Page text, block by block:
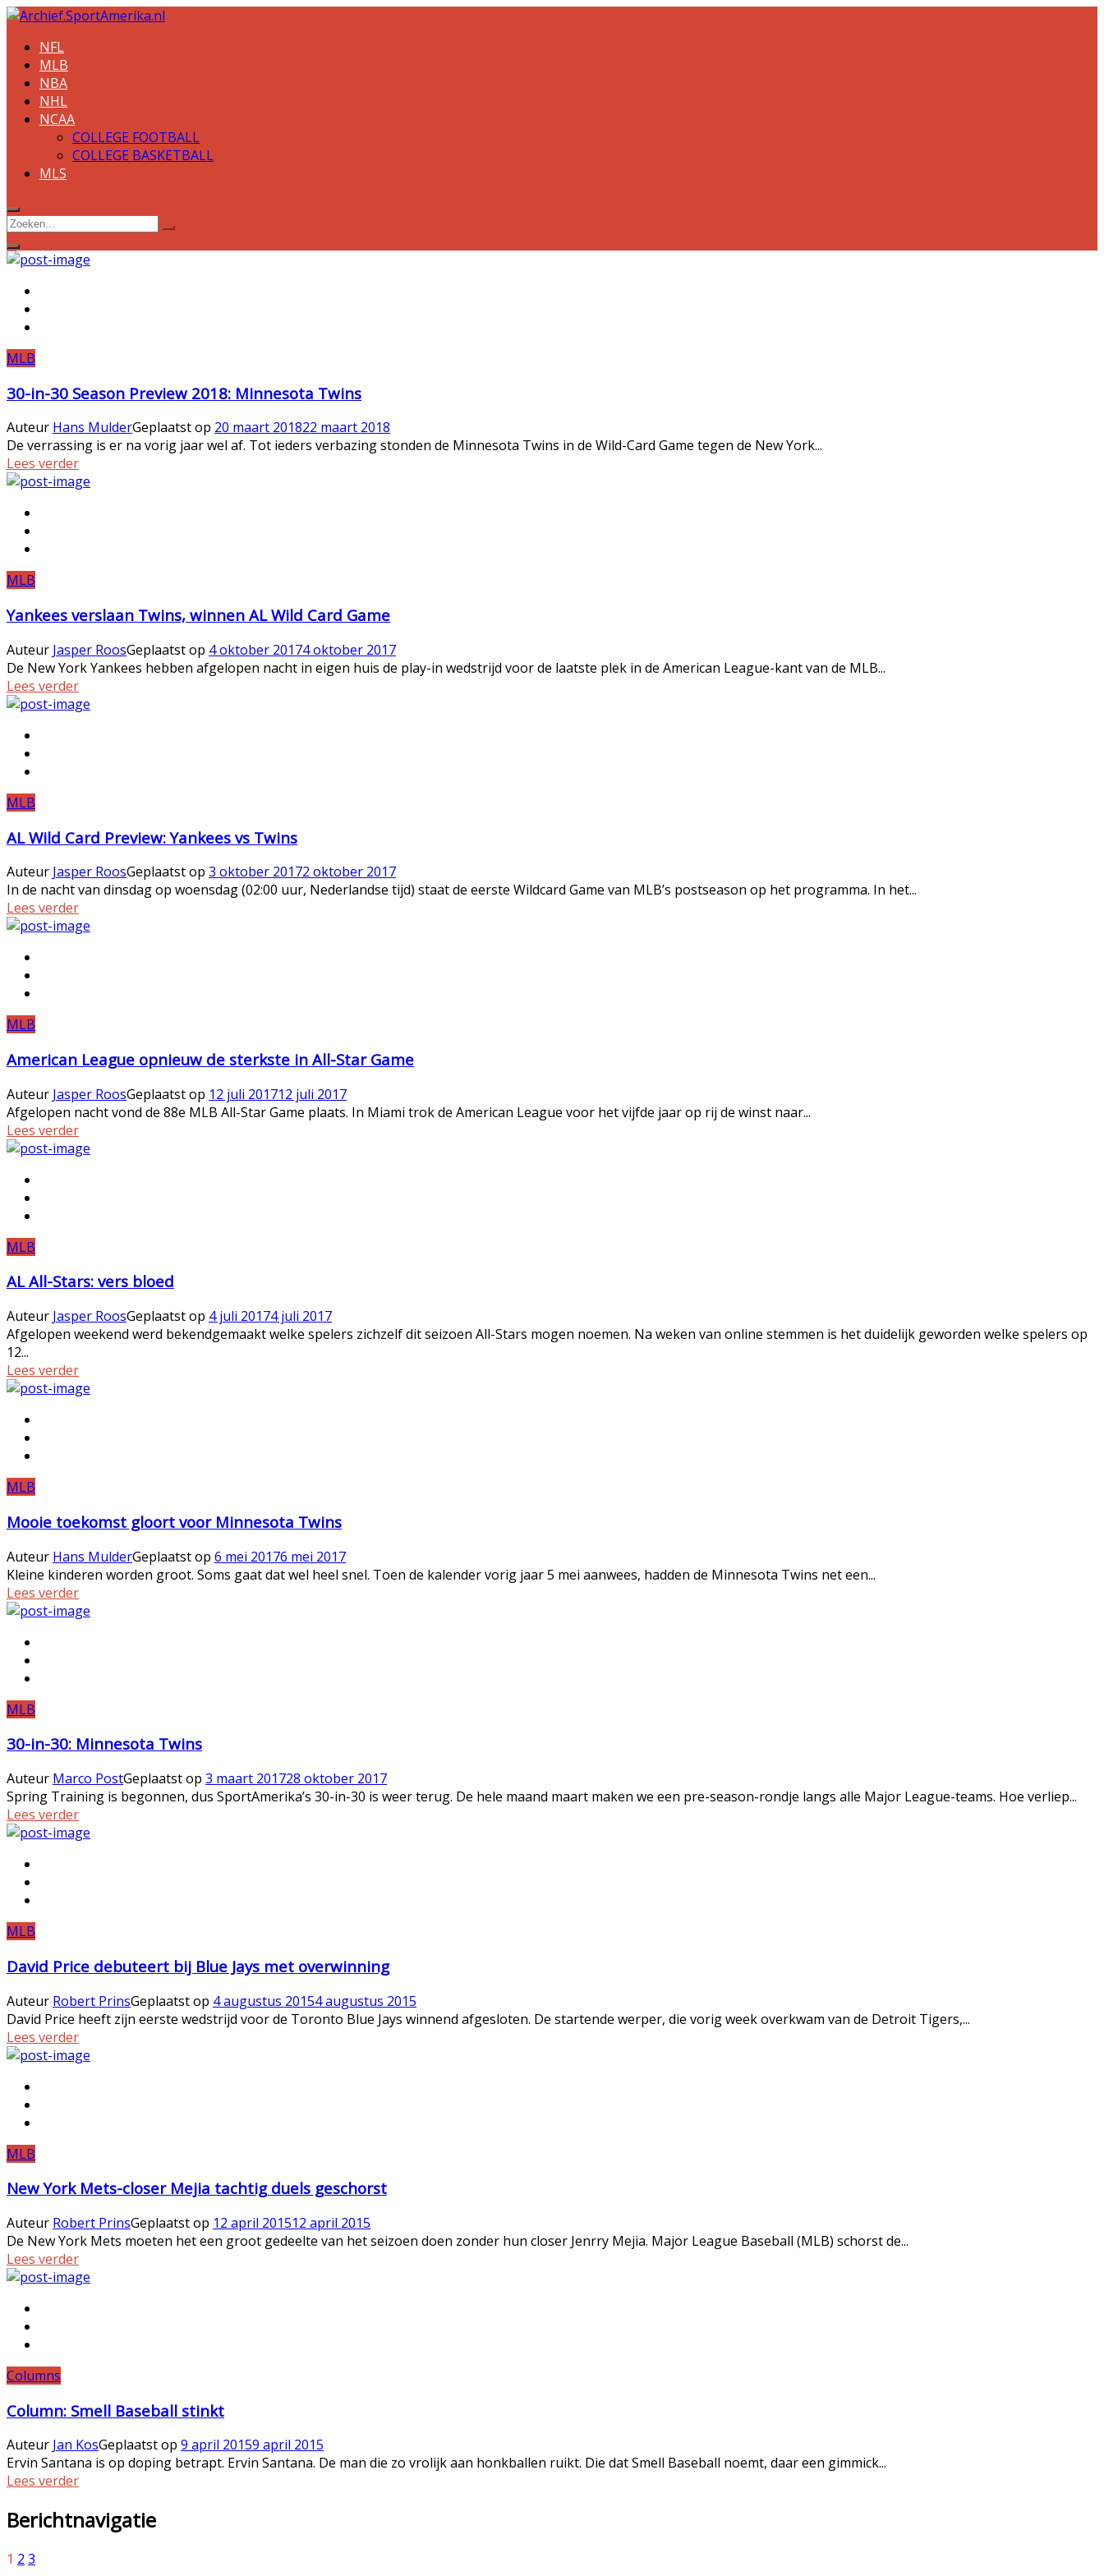
NFL
MLB
NBA
NHL
NCAA
COLLEGE FOOTBALL
COLLEGE BASKETBALL
MLS
MLB
30-in-30 Season Preview 2018: Minnesota Twins
Auteur Hans MulderGeplaatst op 20 maart 201822 maart 2018
De verrassing is er na vorig jaar wel af. Tot ieders verbazing stonden de Minnesota Twins in de Wild-Card Game tegen de New York...
Lees verder
MLB
Yankees verslaan Twins, winnen AL Wild Card Game
Auteur Jasper RoosGeplaatst op 4 oktober 20174 oktober 2017
De New York Yankees hebben afgelopen nacht in eigen huis de play-in wedstrijd voor de laatste plek in de American League-kant van de MLB...
Lees verder
MLB
AL Wild Card Preview: Yankees vs Twins
Auteur Jasper RoosGeplaatst op 3 oktober 20172 oktober 2017
In de nacht van dinsdag op woensdag (02:00 uur, Nederlandse tijd) staat de eerste Wildcard Game van MLB’s postseason op het programma. In het...
Lees verder
MLB
American League opnieuw de sterkste in All-Star Game
Auteur Jasper RoosGeplaatst op 12 juli 201712 juli 2017
Afgelopen nacht vond de 88e MLB All-Star Game plaats. In Miami trok de American League voor het vijfde jaar op rij de winst naar...
Lees verder
MLB
AL All-Stars: vers bloed
Auteur Jasper RoosGeplaatst op 4 juli 20174 juli 2017
Afgelopen weekend werd bekendgemaakt welke spelers zichzelf dit seizoen All-Stars mogen noemen. Na weken van online stemmen is het duidelijk geworden welke spelers op
12...
Lees verder
MLB
Mooie toekomst gloort voor Minnesota Twins
Auteur Hans MulderGeplaatst op 6 mei 20176 mei 2017
Kleine kinderen worden groot. Soms gaat dat wel heel snel. Toen de kalender vorig jaar 5 mei aanwees, hadden de Minnesota Twins net een...
Lees verder
MLB
30-in-30: Minnesota Twins
Auteur Marco PostGeplaatst op 3 maart 201728 oktober 2017
Spring Training is begonnen, dus SportAmerika’s 30-in-30 is weer terug. De hele maand maart maken we een pre-season-rondje langs alle Major League-teams. Hoe verliep...
Lees verder
MLB
David Price debuteert bij Blue Jays met overwinning
Auteur Robert PrinsGeplaatst op 4 augustus 20154 augustus 2015
David Price heeft zijn eerste wedstrijd voor de Toronto Blue Jays winnend afgesloten. De startende werper, die vorig week overkwam van de Detroit Tigers,...
Lees verder
MLB
New York Mets-closer Mejia tachtig duels geschorst
Auteur Robert PrinsGeplaatst op 12 april 201512 april 2015
De New York Mets moeten het een groot gedeelte van het seizoen doen zonder hun closer Jenrry Mejia. Major League Baseball (MLB) schorst de...
Lees verder
Columns
Column: Smell Baseball stinkt
Auteur Jan KosGeplaatst op 9 april 20159 april 2015
Ervin Santana is op doping betrapt. Ervin Santana. De man die zo vrolijk aan honkballen ruikt. Die dat Smell Baseball noemt, daar een gimmick...
Lees verder
Berichtnavigatie
1 2 3